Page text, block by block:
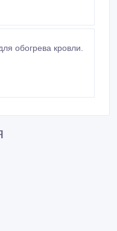
обогрева кровли.